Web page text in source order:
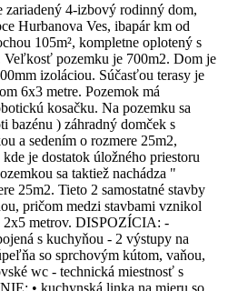
zariadený 4-izbový rodinný dom,
Hurbanova Ves, ibapár km od
105m², kompletne oplotený s
Veľkosť pozemku je 700m2. Dom je
izoláciou. Súčasťou terasy je
6x3 metre. Pozemok má
kosačku. Na pozemku sa
bazénu ) záhradný domček s
a sedením o rozmere 25m2,
je dostatok úložného priestoru
sa taktiež nachádza "
25m2. Tieto 2 samostatné stavby
pričom medzi stavbami vznikol
2x5 metrov. DISPOZÍCIA: -
s kuchyňou - 2 výstupy na
so sprchovým kútom, vaňou,
wc - technická miestnosť s
• kuchynská linka na mieru so